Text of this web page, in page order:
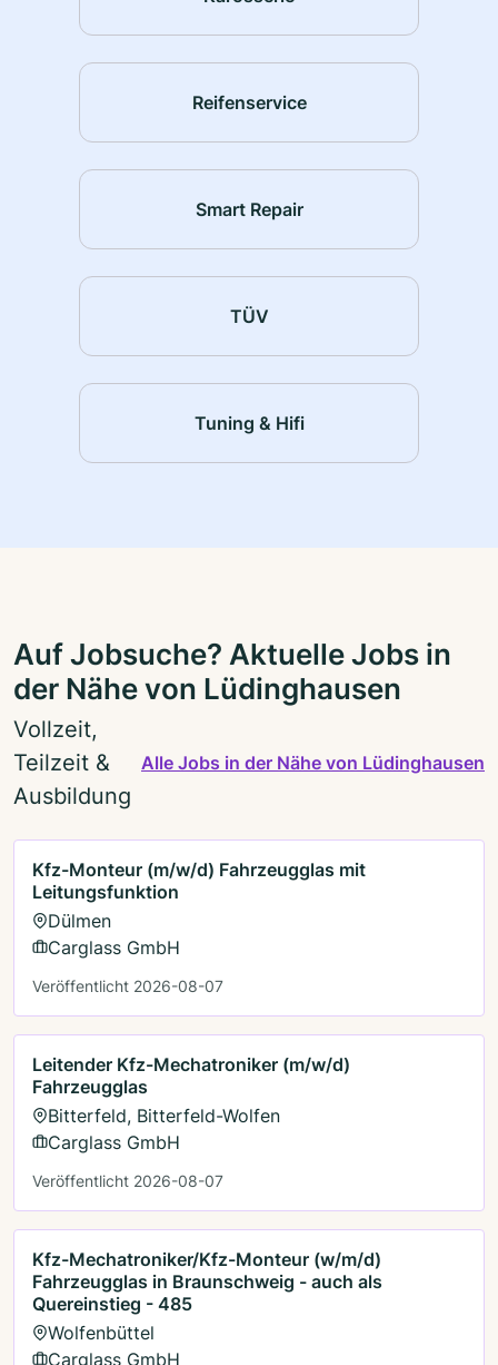
Reifenservice
Smart Repair
TÜV
Tuning & Hifi
Auf Jobsuche? Aktuelle Jobs in
der Nähe von Lüdinghausen
Vollzeit,
Teilzeit &
Ausbildung
Alle Jobs in der Nähe von Lüdinghausen
Kfz-Monteur (m/w/d) Fahrzeugglas mit
Leitungsfunktion
Dülmen
Carglass GmbH
Veröffentlicht 2026-08-07
Leitender Kfz-Mechatroniker (m/w/d)
Fahrzeugglas
Bitterfeld, Bitterfeld-Wolfen
Carglass GmbH
Veröffentlicht 2026-08-07
Kfz-Mechatroniker/Kfz-Monteur (w/m/d)
Fahrzeugglas in Braunschweig - auch als
Quereinstieg - 485
Wolfenbüttel
Carglass GmbH